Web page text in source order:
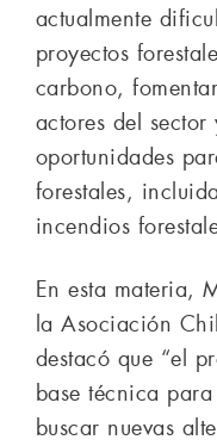
actualmente
proyectos
carbono,
actores del
oportunidades
forestales,
incendios
En esta materia,
la Asociación
destacó que “el
base técnica
buscar nuevas